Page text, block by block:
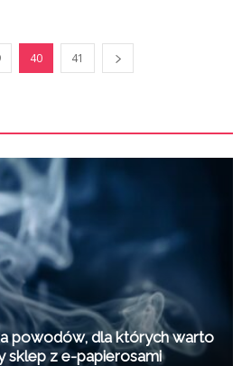
40 41
powodów, dla których warto
sklep z e-papierosami